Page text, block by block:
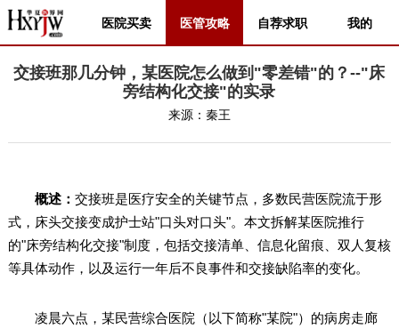
医院买卖 医管攻略 自荐求职 我的
交接班那几分钟，某医院怎么做到"零差错"的？--"床
旁结构化交接"的实录
来源： 秦王
概述： 交接班是医疗安全的关键节点，多数民营医院流于形
式，床头交接变成护士站"口头对口头"。本文拆解某医院推行
的"床旁结构化交接"制度，包括交接清单、信息化留痕、双人复核
等具体动作，以及运行一年后不良事件和交接缺陷率的变化。
凌晨六点，某民营综合医院（以下简称"某院"）的病房走廊